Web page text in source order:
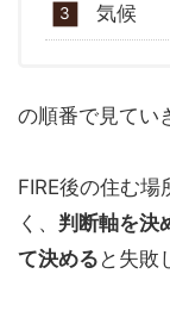
気候
の順番で見てい
FIRE後の住む
く、 判断軸を決
て決める と失敗